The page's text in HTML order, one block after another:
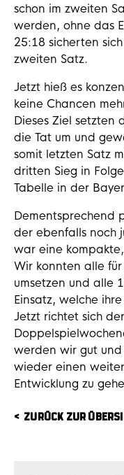
schon im zweiten
werden, ohne das
25:18 sicherten
zweiten Satz.
Jetzt hieß es
keine Chancen
Dieses Ziel setzten
die Tat um und
somit letzten Satz
dritten Sieg in
Tabelle in der
Dementsprechend
der ebenfalls noch
war eine
Wir konnten alle
umsetzen und alle
Einsatz, welche
Jetzt richtet sich
werden wir gut
wieder einen
Entwicklung zu
ZURÜCK ZUR